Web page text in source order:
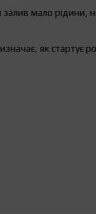
залив мало
як стартує